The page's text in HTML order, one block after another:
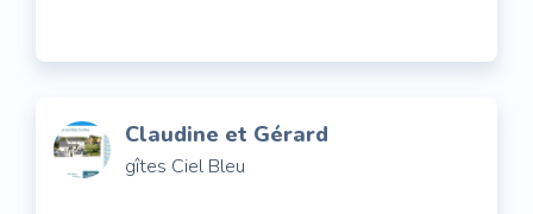
Claudine et Gérard
gîtes Ciel Bleu